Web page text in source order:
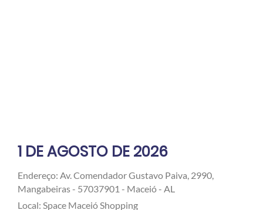
1 DE AGOSTO DE 2026
Endereço: Av. Comendador Gustavo Paiva, 2990,
Mangabeiras - 57037901 - Maceió - AL
Local: Space Maceió Shopping